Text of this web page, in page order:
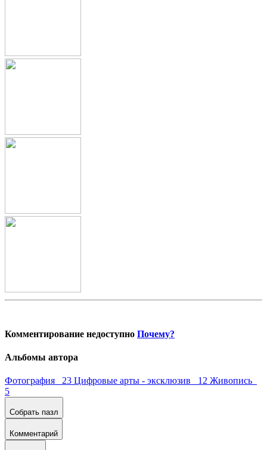
Комментирование недоступно Почему?
Альбомы автора
Фотография 23 Цифровые арты - эксклюзив 12 Живопись
5
Собрать пазл
Комментарий